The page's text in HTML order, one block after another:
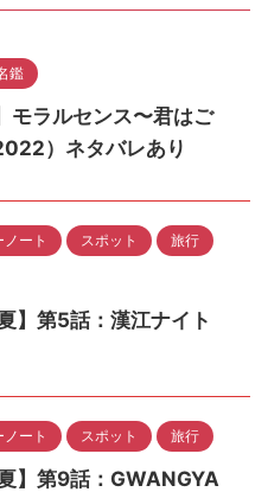
鑑
モラルセンス〜君はご
）ネタバレあり
ート スポット 旅行
】第5話：漢江ナイト
ート スポット 旅行
】第9話：GWANGYA